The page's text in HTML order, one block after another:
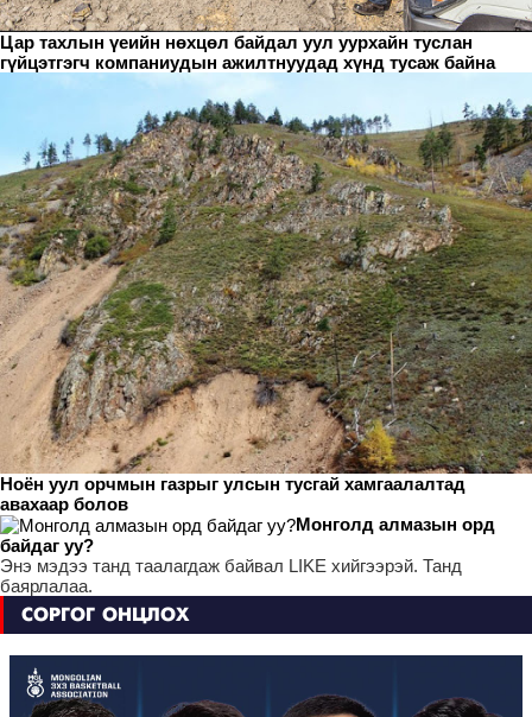
Цар тахлын үеийн нөхцөл байдал уул уурхайн туслан
гүйцэтгэгч компаниудын ажилтнуудад хүнд тусаж байна
Ноён уул орчмын газрыг улсын тусгай хамгаалалтад
авахаар болов
Монголд алмазын орд
байдаг уу?
Энэ мэдээ танд таалагдаж байвал LIKE хийгээрэй. Танд
баярлалаа.
СОРГОГ ОНЦЛОХ